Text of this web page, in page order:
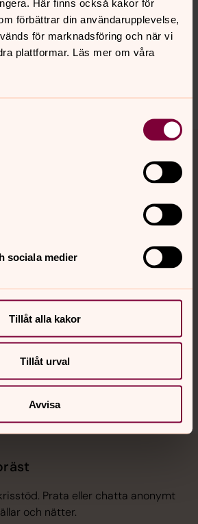
Här finns också kakor för
förbättrar din användarupplevelse,
för marknadsföring och när vi
plattformar. Läs mer om våra
sociala medier
Tillåt alla kakor
Tillåt urval
Avvisa
2021
frågor på sidans
Prata eller chatta anonymt
och nätter.